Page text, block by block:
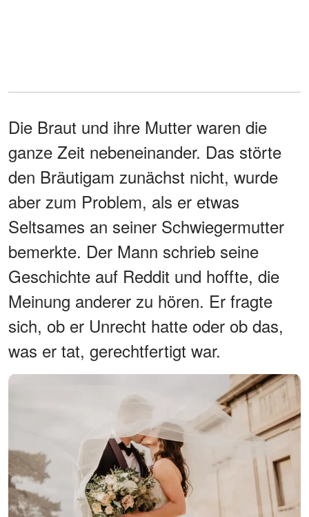
Die Braut und ihre Mutter waren die
ganze Zeit nebeneinander. Das störte
den Bräutigam zunächst nicht, wurde
aber zum Problem, als er etwas
Seltsames an seiner Schwiegermutter
bemerkte. Der Mann schrieb seine
Geschichte auf Reddit und hoffte, die
Meinung anderer zu hören. Er fragte
sich, ob er Unrecht hatte oder ob das,
was er tat, gerechtfertigt war.